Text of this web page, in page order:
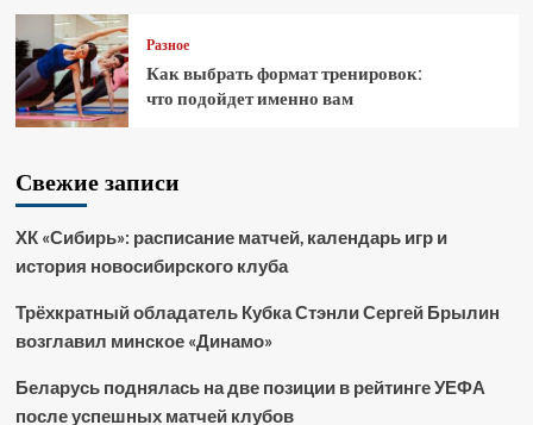
Разное
Как выбрать формат тренировок:
что подойдет именно вам
Свежие записи
ХК «Сибирь»: расписание матчей, календарь игр и
история новосибирского клуба
Трёхкратный обладатель Кубка Стэнли Сергей Брылин
возглавил минское «Динамо»
Беларусь поднялась на две позиции в рейтинге УЕФА
после успешных матчей клубов